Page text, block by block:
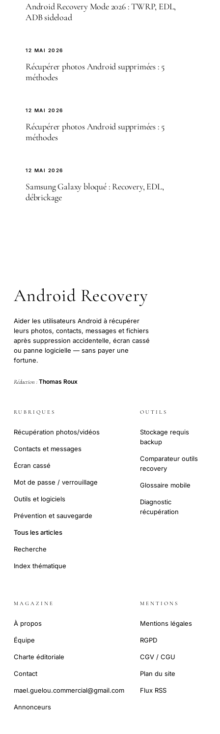
Android Recovery Mode 2026 : TWRP, EDL,
ADB sideload
12 MAI 2026
Récupérer photos Android supprimées : 5
méthodes
12 MAI 2026
Récupérer photos Android supprimées : 5
méthodes
12 MAI 2026
Samsung Galaxy bloqué : Recovery, EDL,
débrickage
Android Recovery
Aider les utilisateurs Android à récupérer
leurs photos, contacts, messages et fichiers
après suppression accidentelle, écran cassé
ou panne logicielle — sans payer une
fortune.
Rédaction : Thomas Roux
RUBRIQUES
Récupération photos/vidéos
Contacts et messages
Écran cassé
Mot de passe / verrouillage
Outils et logiciels
Prévention et sauvegarde
Tous les articles
Recherche
Index thématique
OUTILS
Stockage requis
backup
Comparateur outils
recovery
Glossaire mobile
Diagnostic
récupération
MAGAZINE
À propos
Équipe
Charte éditoriale
Contact
mael.guelou.commercial@gmail.com
Annonceurs
MENTIONS
Mentions légales
RGPD
CGV / CGU
Plan du site
Flux RSS